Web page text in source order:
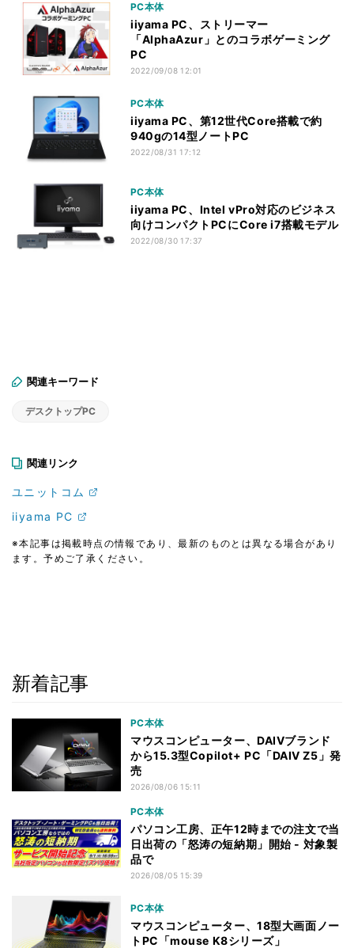
PC本体
iiyama PC、ストリーマー
「AlphaAzur」とのコラボゲーミング
PC
2022/09/08 12:01
PC本体
iiyama PC、第12世代Core搭載で約
940gの14型ノートPC
2022/08/31 17:12
PC本体
iiyama PC、Intel vPro対応のビジネス
向けコンパクトPCにCore i7搭載モデル
2022/08/30 17:37
関連キーワード
デスクトップPC
関連リンク
ユニットコム
iiyama PC
※本記事は掲載時点の情報であり、最新のものとは異なる場合があり
ます。予めご了承ください。
新着記事
PC本体
マウスコンピューター、DAIVブランド
から15.3型Copilot+ PC「DAIV Z5」発
売
2026/08/06 15:11
PC本体
パソコン工房、正午12時までの注文で当
日出荷の「怒涛の短納期」開始 - 対象製
品で
2026/08/05 15:39
PC本体
マウスコンピューター、18型大画面ノー
トPC「mouse K8シリーズ」